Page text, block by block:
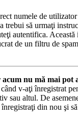
numele de
trebui să urmaţi
autentifica.
de un filtru de
nu mă mai pot
v-aţi înregistrat
sau altul. De
din nou şi